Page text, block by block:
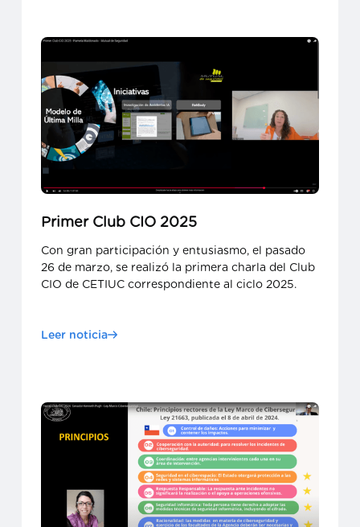
Primer Club CIO 2025
Con gran participación y entusiasmo, el pasado
26 de marzo, se realizó la primera charla del Club
CIO de CETIUC correspondiente al ciclo 2025.
Leer noticia